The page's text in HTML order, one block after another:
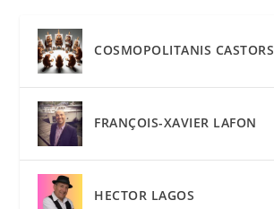
COSMOPOLITANIS CASTORS
FRANÇOIS-XAVIER LAFON
HECTOR LAGOS